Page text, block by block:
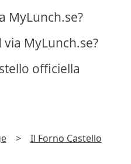
MyLunch.se?
MyLunch.se?
officiella
> Il Forno Castello